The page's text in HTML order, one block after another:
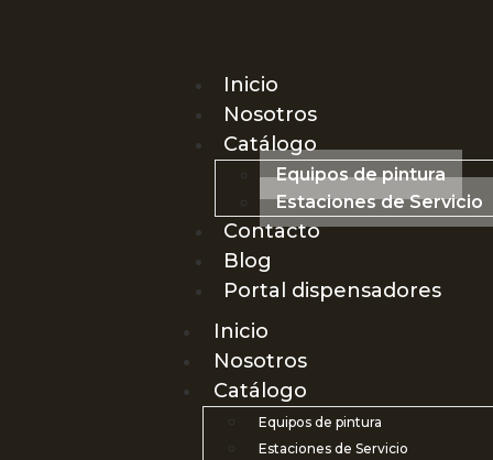
Inicio
Nosotros
Catálogo
Equipos de pintura
Estaciones de Servicio
Contacto
Blog
Portal dispensadores
Inicio
Nosotros
Catálogo
Equipos de pintura
Estaciones de Servicio